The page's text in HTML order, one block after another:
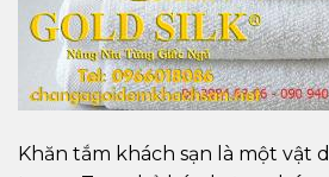
Khăn tắm khách sạn là một vật